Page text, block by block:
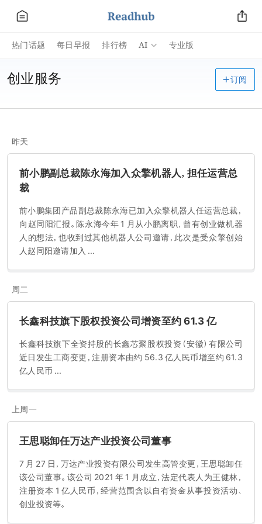
热门话题 每日早报 排行榜 AI 专业版
创业服务 订阅
昨天
前小鹏副总裁陈永海加入众擎机器人，担任运营总
裁
前小鹏集团产品副总裁陈永海已加入众擎机器人任运营总裁，
向赵同阳汇报。陈永海今年 1 月从小鹏离职，曾有创业做机器
人的想法，也收到过其他机器人公司邀请，此次是受众擎创始
人赵同阳邀请加入 ...
周二
长鑫科技旗下股权投资公司增资至约 61.3 亿
长鑫科技旗下全资持股的长鑫芯聚股权投资（安徽）有限公司
近日发生工商变更，注册资本由约 56.3 亿人民币增至约 61.3
亿人民币 ...
上周一
王思聪卸任万达产业投资公司董事
7 月 27 日，万达产业投资有限公司发生高管变更，王思聪卸任
该公司董事。该公司 2021 年 1 月成立，法定代表人为王健林，
注册资本 1 亿人民币，经营范围含以自有资金从事投资活动、
创业投资等。